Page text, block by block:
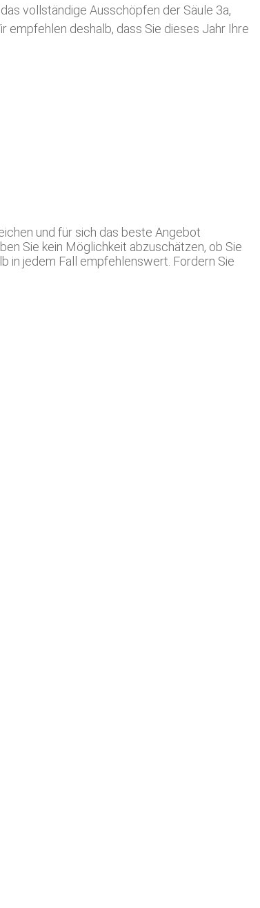
vollständige Ausschöpfen der Säule 3a,
empfehlen deshalb, dass Sie dieses Jahr Ihre
und für sich das beste Angebot
Sie kein Möglichkeit abzuschätzen, ob Sie
in jedem Fall empfehlenswert. Fordern Sie